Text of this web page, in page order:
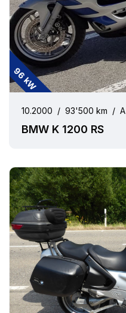
96 kW
10.2000 / 93'500 km / A
BMW K 1200 RS